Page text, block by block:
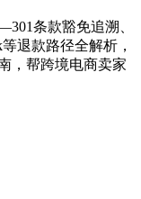
条款豁免追溯、
退款路径全解析，
，帮跨境电商卖家